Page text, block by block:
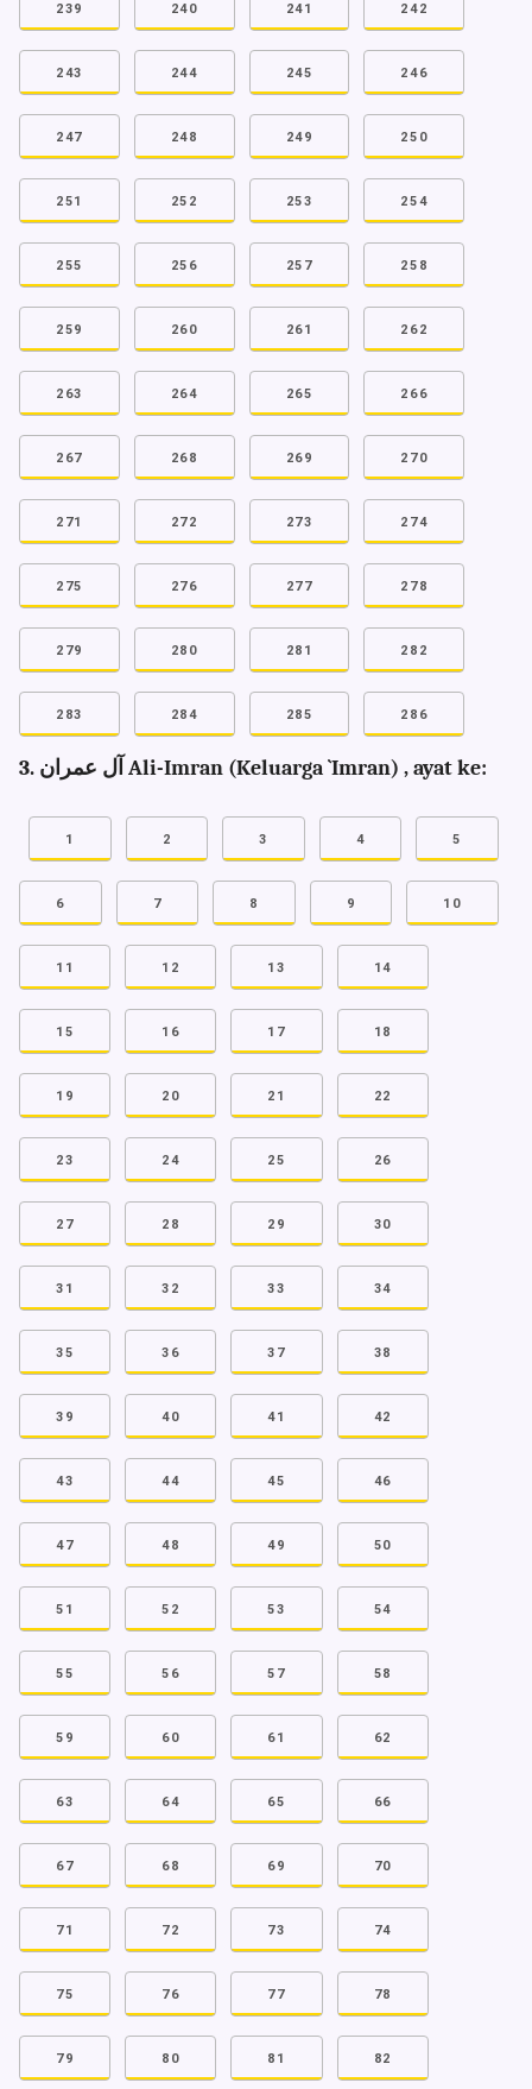
239 240 241 242
243 244 245 246
247 248 249 250
251 252 253 254
255 256 257 258
259 260 261 262
263 264 265 266
267 268 269 270
271 272 273 274
275 276 277 278
279 280 281 282
283 284 285 286
3. آل عمران Ali-Imran (Keluarga `Imran) , ayat ke:
1 2 3 4 5
6 7 8 9 10
11 12 13 14
15 16 17 18
19 20 21 22
23 24 25 26
27 28 29 30
31 32 33 34
35 36 37 38
39 40 41 42
43 44 45 46
47 48 49 50
51 52 53 54
55 56 57 58
59 60 61 62
63 64 65 66
67 68 69 70
71 72 73 74
75 76 77 78
79 80 81 82